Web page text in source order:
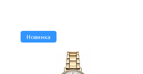
Новинка